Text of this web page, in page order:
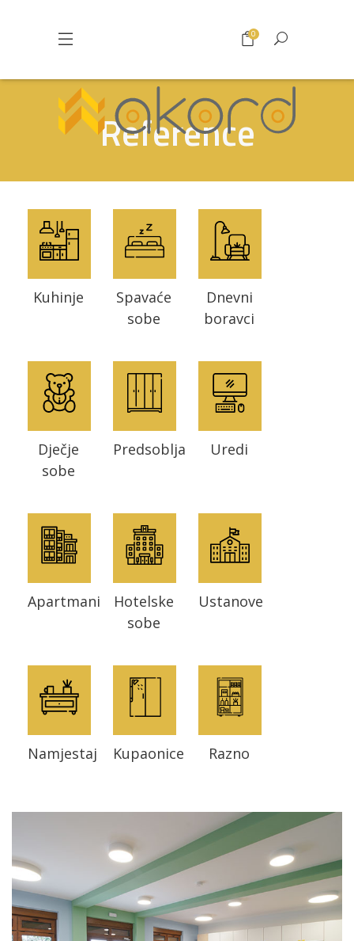
0
Reference
Kuhinje
Spavaće
sobe
Dnevni
boravci
Dječje
sobe
Predsoblja Uredi
Apartmani
Hotelske
sobe
Ustanove
Namjestaj Kupaonice Razno